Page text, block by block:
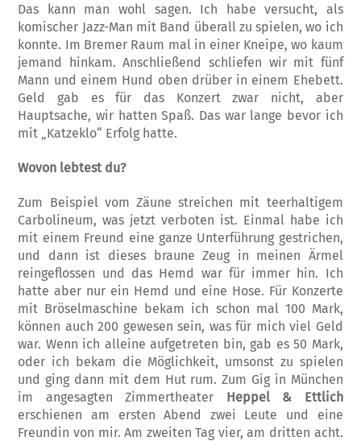
Das kann man wohl sagen. Ich habe versucht, als
komischer Jazz-Man mit Band überall zu spielen, wo ich
konnte. Im Bremer Raum mal in einer Kneipe, wo kaum
jemand hinkam. Anschließend schliefen wir mit fünf
Mann und einem Hund oben drüber in einem Ehebett.
Geld gab es für das Konzert zwar nicht, aber
Hauptsache, wir hatten Spaß. Das war lange bevor ich
mit „Katzeklo“ Erfolg hatte.
Wovon lebtest du?
Zum Beispiel vom Zäune streichen mit teerhaltigem
Carbolineum, was jetzt verboten ist. Einmal habe ich
mit einem Freund eine ganze Unterführung gestrichen,
und dann ist dieses braune Zeug in meinen Ärmel
reingeflossen und das Hemd war für immer hin. Ich
hatte aber nur ein Hemd und eine Hose. Für Konzerte
mit Bröselmaschine bekam ich schon mal 100 Mark,
können auch 200 gewesen sein, was für mich viel Geld
war. Wenn ich alleine aufgetreten bin, gab es 50 Mark,
oder ich bekam die Möglichkeit, umsonst zu spielen
und ging dann mit dem Hut rum. Zum Gig in München
im angesagten Zimmertheater Heppel & Ettlich
erschienen am ersten Abend zwei Leute und eine
Freundin von mir. Am zweiten Tag vier, am dritten acht.